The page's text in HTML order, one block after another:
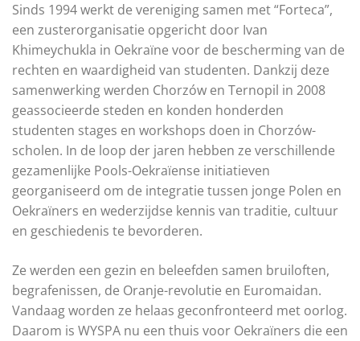
Sinds 1994 werkt de vereniging samen met “Forteca”,
een zusterorganisatie opgericht door Ivan
Khimeychukla in Oekraïne voor de bescherming van de
rechten en waardigheid van studenten. Dankzij deze
samenwerking werden Chorzów en Ternopil in 2008
geassocieerde steden en konden honderden
studenten stages en workshops doen in Chorzów-
scholen. In de loop der jaren hebben ze verschillende
gezamenlijke Pools-Oekraïense initiatieven
georganiseerd om de integratie tussen jonge Polen en
Oekraïners en wederzijdse kennis van traditie, cultuur
en geschiedenis te bevorderen.
Ze werden een gezin en beleefden samen bruiloften,
begrafenissen, de Oranje-revolutie en Euromaidan.
Vandaag worden ze helaas geconfronteerd met oorlog.
Daarom is WYSPA nu een thuis voor Oekraïners die een